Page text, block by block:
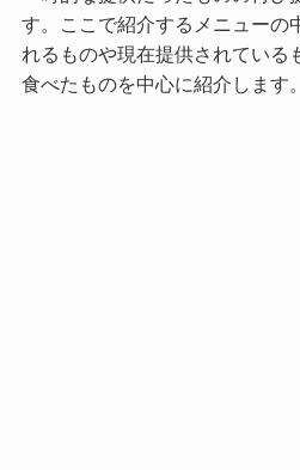
す。ここで紹介するメニューの
れるものや現在提供されている
食べたものを中心に紹介します。